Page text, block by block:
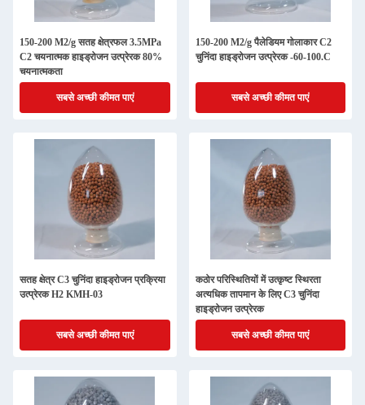
150-200 M2/g सतह क्षेत्रफल 3.5MPa
C2 चयनात्मक हाइड्रोजन उत्प्रेरक 80%
चयनात्मकता
सबसे अच्छी कीमत पाएं
150-200 M2/g पैलेडियम गोलाकार C2
चुनिंदा हाइड्रोजन उत्प्रेरक -60-100.C
सबसे अच्छी कीमत पाएं
सतह क्षेत्र C3 चुनिंदा हाइड्रोजन प्रक्रिया
उत्प्रेरक H2 KMH-03
सबसे अच्छी कीमत पाएं
कठोर परिस्थितियों में उत्कृष्ट स्थिरता
अत्यधिक तापमान के लिए C3 चुनिंदा
हाइड्रोजन उत्प्रेरक
सबसे अच्छी कीमत पाएं